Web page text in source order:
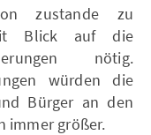
zustande zu
Blick auf die
nötig.
würden die
Bürger an den
immer größer.